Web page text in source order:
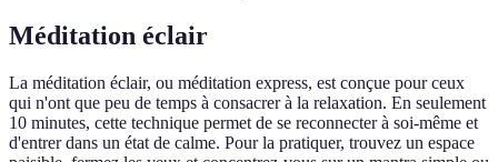
Méditation éclair
La méditation éclair, ou méditation express, est conçue pour ceux
qui n'ont que peu de temps à consacrer à la relaxation. En seulement
10 minutes, cette technique permet de se reconnecter à soi-même et
d'entrer dans un état de calme. Pour la pratiquer, trouvez un espace